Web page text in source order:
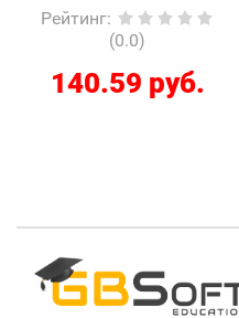
Рейтинг:
(0.0)
140.59 руб.